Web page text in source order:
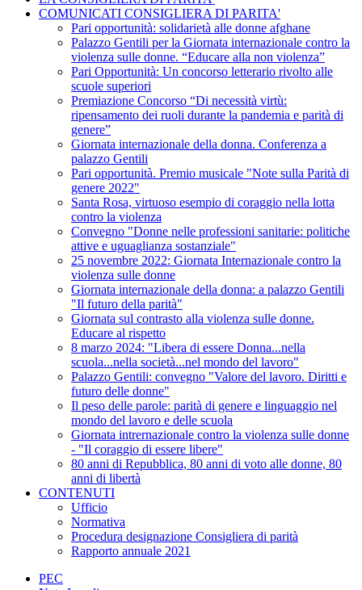
COMUNICATI CONSIGLIERA DI PARITA'
Pari opportunità: solidarietà alle donne afghane
Palazzo Gentili per la Giornata internazionale contro la
violenza sulle donne. “Educare alla non violenza”
Pari Opportunità: Un concorso letterario rivolto alle
scuole superiori
Premiazione Concorso “Di necessità virtù:
ripensamento dei ruoli durante la pandemia e parità di
genere”
Giornata internazionale della donna. Conferenza a
palazzo Gentili
Pari opportunità. Premio musicale "Note sulla Parità di
genere 2022"
Santa Rosa, virtuoso esempio di coraggio nella lotta
contro la violenza
Convegno "Donne nelle professioni sanitarie: politiche
attive e uguaglianza sostanziale"
25 novembre 2022: Giornata Internazionale contro la
violenza sulle donne
Giornata internazionale della donna: a palazzo Gentili
"Il futuro della parità"
Giornata sul contrasto alla violenza sulle donne.
Educare al rispetto
8 marzo 2024: "Libera di essere Donna...nella
scuola...nella società...nel mondo del lavoro"
Palazzo Gentili: convegno "Valore del lavoro. Diritti e
futuro delle donne"
Il peso delle parole: parità di genere e linguaggio nel
mondo del lavoro e delle scuola
Giornata intrernazionale contro la violenza sulle donne
- "Il coraggio di essere libere"
80 anni di Repubblica, 80 anni di voto alle donne, 80
anni di libertà
CONTENUTI
Ufficio
Normativa
Procedura designazione Consigliera di parità
Rapporto annuale 2021
PEC